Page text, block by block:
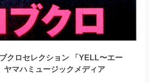
クロセレクション 「YELL〜エー
ヤマハミュージックメディア